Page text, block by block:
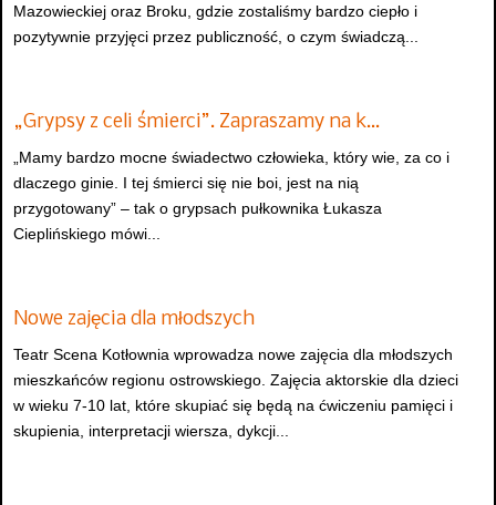
Mazowieckiej oraz Broku, gdzie zostaliśmy bardzo ciepło i
pozytywnie przyjęci przez publiczność, o czym świadczą...
„Grypsy z celi śmierci”. Zapraszamy na k…
„Mamy bardzo mocne świadectwo człowieka, który wie, za co i
dlaczego ginie. I tej śmierci się nie boi, jest na nią
przygotowany” – tak o grypsach pułkownika Łukasza
Cieplińskiego mówi...
Nowe zajęcia dla młodszych
Teatr Scena Kotłownia wprowadza nowe zajęcia dla młodszych
mieszkańców regionu ostrowskiego. Zajęcia aktorskie dla dzieci
w wieku 7-10 lat, które skupiać się będą na ćwiczeniu pamięci i
skupienia, interpretacji wiersza, dykcji...